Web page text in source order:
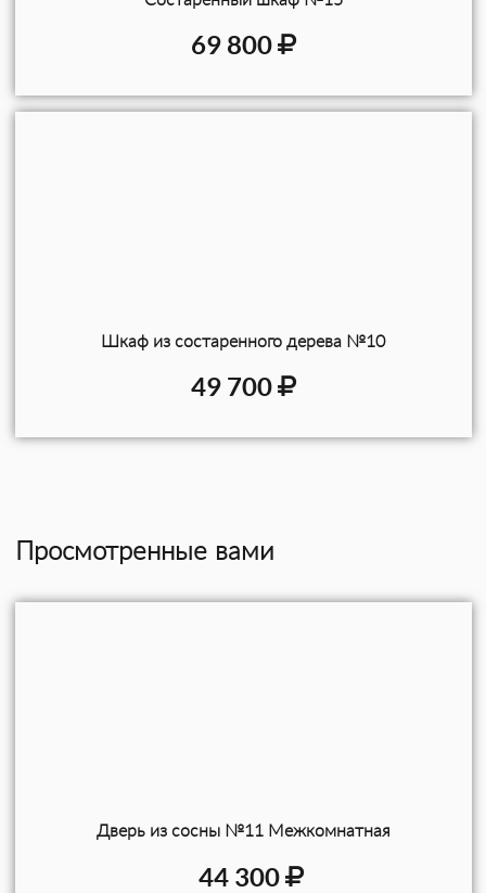
69 800
Шкаф из состаренного дерева №10
49 700
Просмотренные вами
Дверь из сосны №11 Межкомнатная
44 300